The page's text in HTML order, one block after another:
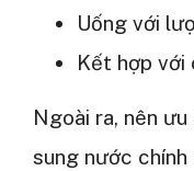
Uống với
Kết hợp với
Ngoài ra, nên
sung nước